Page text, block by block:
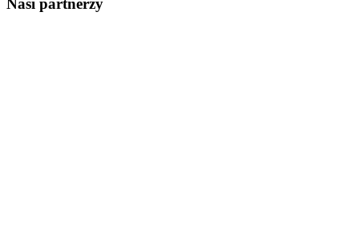
Nasi partnerzy